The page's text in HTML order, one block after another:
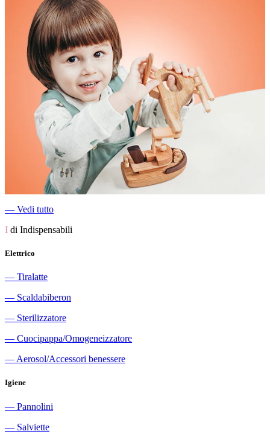
― Vedi tutto
I di Indispensabili
Elettrico
― Tiralatte
― Scaldabiberon
― Sterilizzatore
― Cuocipappa/Omogeneizzatore
― Aerosol/Accessori benessere
Igiene
― Pannolini
― Salviette